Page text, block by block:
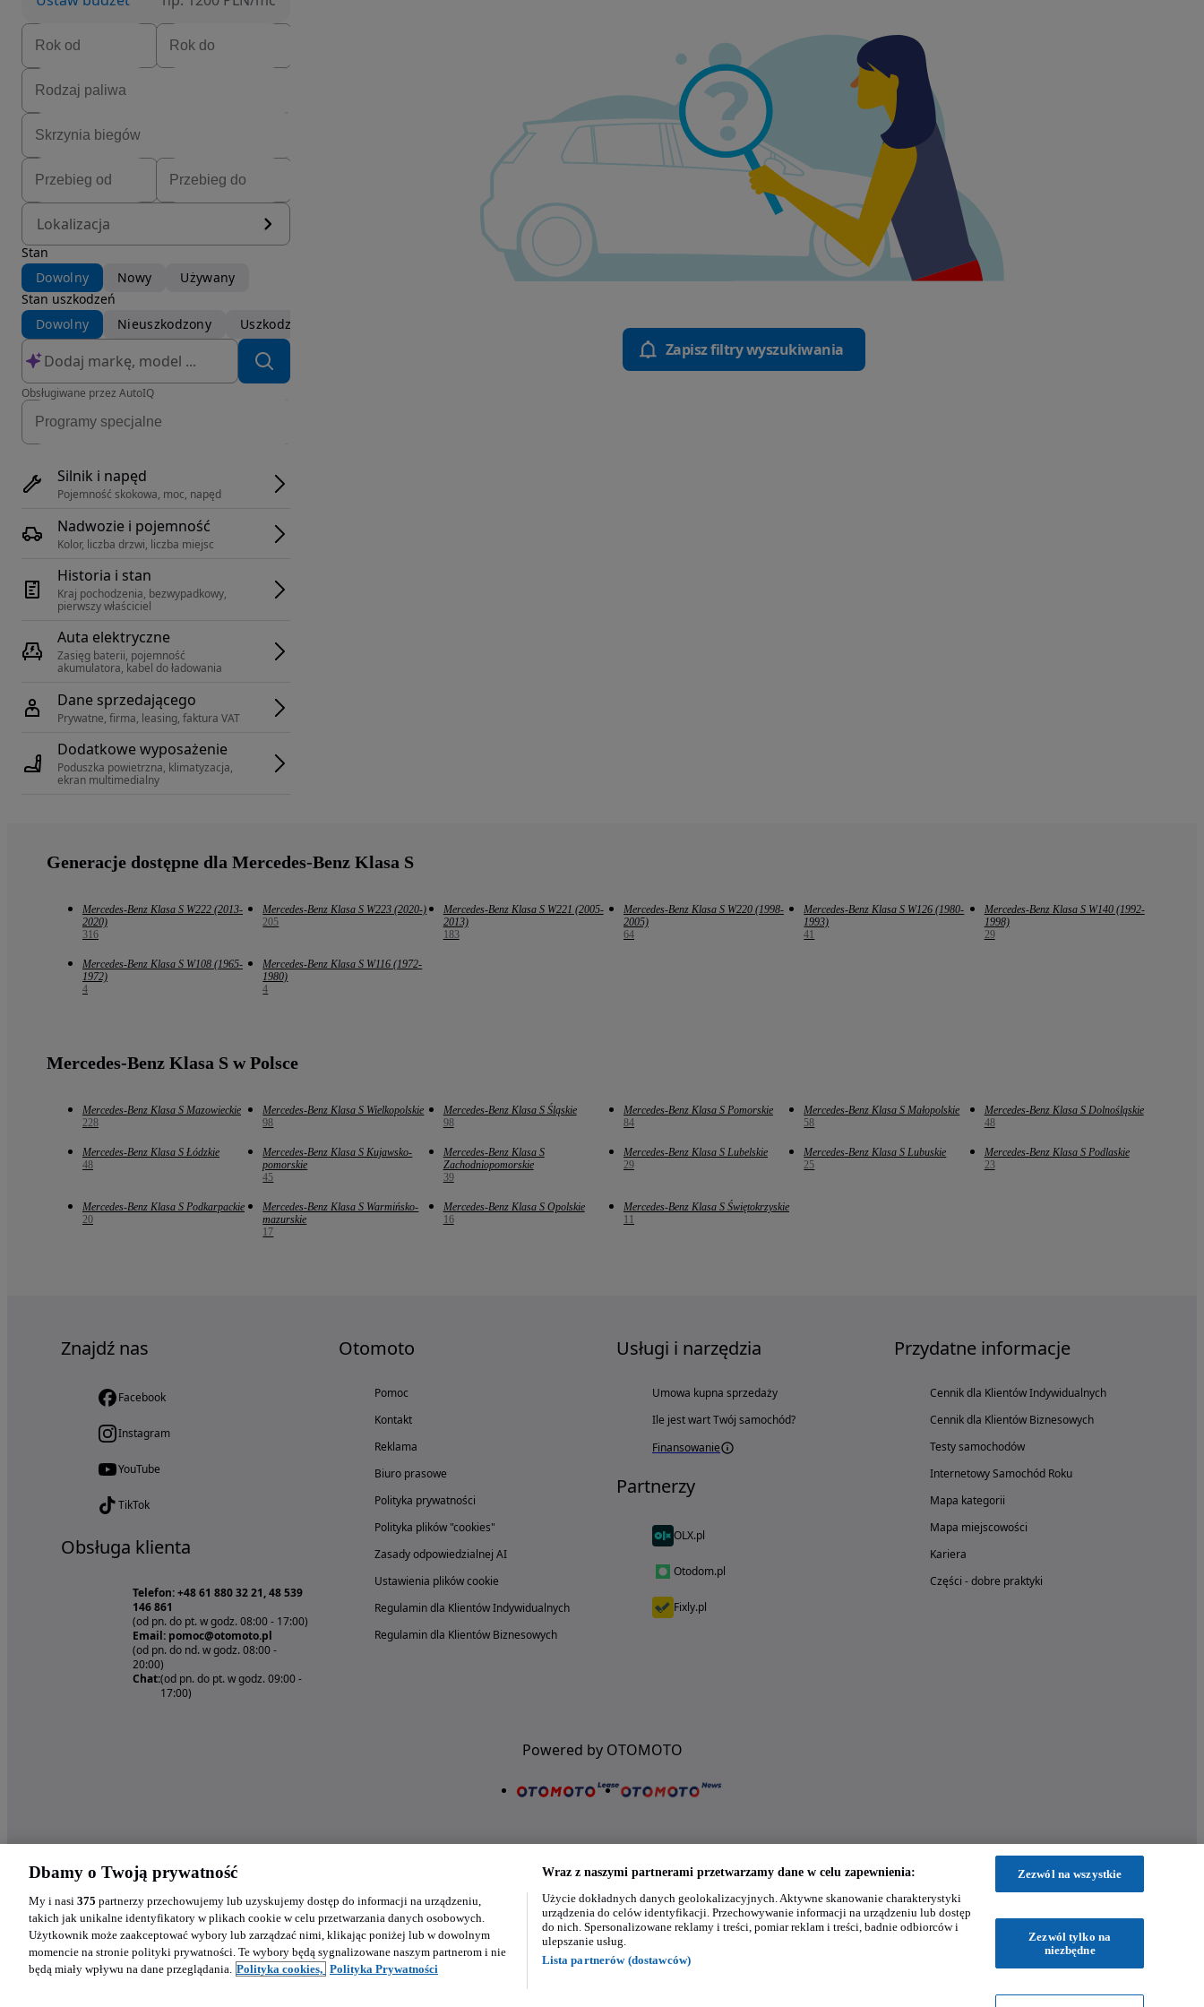
Lokalizacja
Stan
Dowolny
Nowy
Używany
Stan uszkodzeń
Dowolny
Nieuszkodzony Uszkodzony
Obsługiwane przez AutoIQ
Silnik i napęd
Pojemność skokowa, moc, napęd
Nadwozie i pojemność
Kolor, liczba drzwi, liczba miejsc
Historia i stan
Kraj pochodzenia, bezwypadkowy,
pierwszy właściciel
Auta elektryczne
Zasięg baterii, pojemność
akumulatora, kabel do ładowania
Dane sprzedającego
Prywatne, firma, leasing, faktura VAT
Dodatkowe wyposażenie
Poduszka powietrzna, klimatyzacja,
ekran multimedialny
Zapisz filtry wyszukiwania
Generacje dostępne dla Mercedes-Benz Klasa S
Mercedes-Benz Klasa S W222 (2013-
2020)
316
Mercedes-Benz Klasa S W223 (2020-)
205
Mercedes-Benz Klasa S W221 (2005-
2013)
183
Mercedes-Benz Klasa S W220 (1998-
2005)
64
Mercedes-Benz Klasa S W126 (1980-
1993)
41
Mercedes-Benz Klasa S W140 (1992-
1998)
29
Mercedes-Benz Klasa S W108 (1965-
1972)
4
Mercedes-Benz Klasa S W116 (1972-
1980)
4
Mercedes-Benz Klasa S w Polsce
Mercedes-Benz Klasa S Mazowieckie
228
Mercedes-Benz Klasa S Wielkopolskie
98
Mercedes-Benz Klasa S Śląskie
98
Mercedes-Benz Klasa S Pomorskie
84
Mercedes-Benz Klasa S Małopolskie
58
Mercedes-Benz Klasa S Dolnośląskie
48
Mercedes-Benz Klasa S Łódzkie
48
Mercedes-Benz Klasa S Kujawsko-
pomorskie
45
Mercedes-Benz Klasa S
Zachodniopomorskie
39
Mercedes-Benz Klasa S Lubelskie
29
Mercedes-Benz Klasa S Lubuskie
25
Mercedes-Benz Klasa S Podlaskie
23
Mercedes-Benz Klasa S Podkarpackie
20
Mercedes-Benz Klasa S Warmińsko-
mazurskie
17
Mercedes-Benz Klasa S Opolskie
16
Mercedes-Benz Klasa S Świętokrzyskie
11
Znajdź nas
Facebook
Instagram
YouTube
TikTok
Obsługa klienta
Telefon: +48 61 880 32 21, 48 539
146 861
(od pn. do pt. w godz. 08:00 - 17:00)
Email: pomoc@otomoto.pl
(od pn. do nd. w godz. 08:00 -
20:00)
Chat:(od pn. do pt. w godz. 09:00 -
17:00)
Otomoto
Pomoc
Kontakt
Reklama
Biuro prasowe
Polityka prywatności
Polityka plików "cookies"
Zasady odpowiedzialnej AI
Ustawienia plików cookie
Regulamin dla Klientów Indywidualnych
Regulamin dla Klientów Biznesowych
Usługi i narzędzia
Umowa kupna sprzedaży
Ile jest wart Twój samochód?
Finansowanie
Partnerzy
OLX.pl
Otodom.pl
Fixly.pl
Przydatne informacje
Cennik dla Klientów Indywidualnych
Cennik dla Klientów Biznesowych
Testy samochodów
Internetowy Samochód Roku
Mapa kategorii
Mapa miejscowości
Kariera
Części - dobre praktyki
Powered by OTOMOTO
Nasze aplikacje w twoim telefonie
Dbamy o Twoją prywatność
My i nasi 375 partnerzy przechowujemy lub uzyskujemy dostęp do informacji na urządzeniu,
takich jak unikalne identyfikatory w plikach cookie w celu przetwarzania danych osobowych.
Użytkownik może zaakceptować wybory lub zarządzać nimi, klikając poniżej lub w dowolnym
momencie na stronie polityki prywatności. Te wybory będą sygnalizowane naszym partnerom i nie
będą miały wpływu na dane przeglądania. Polityka cookies, Polityka Prywatności
Wraz z naszymi partnerami przetwarzamy dane w celu zapewnienia:
Użycie dokładnych danych geolokalizacyjnych. Aktywne skanowanie charakterystyki
urządzenia do celów identyfikacji. Przechowywanie informacji na urządzeniu lub dostęp
do nich. Spersonalizowane reklamy i treści, pomiar reklam i treści, badnie odbiorców i
ulepszanie usług.
Lista partnerów (dostawców)
Zezwól na wszystkie
Zezwól tylko na
niezbędne